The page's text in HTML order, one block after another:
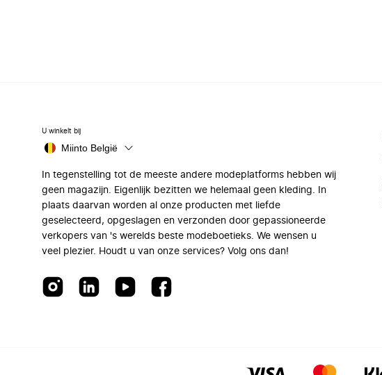
U winkelt bij
Miinto België
In tegenstelling tot de meeste andere modeplatforms hebben wij
geen magazijn. Eigenlijk bezitten we helemaal geen kleding. In
plaats daarvan worden al onze producten met liefde
geselecteerd, opgeslagen en verzonden door gepassioneerde
verkopers van 's werelds beste modeboetieks. We wensen u
veel plezier. Houdt u van onze services? Volg ons dan!